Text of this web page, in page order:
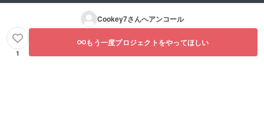
Cookey7さんへアンコール
1
もう一度プロジェクトをやってほしい